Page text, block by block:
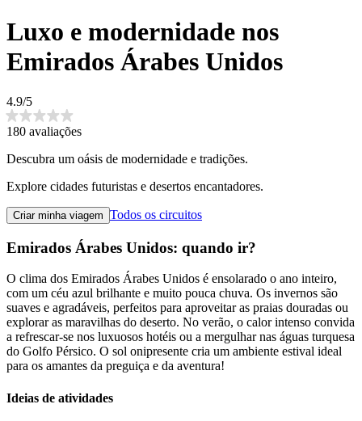
Luxo e modernidade nos
Emirados Árabes Unidos
4.9/5
180 avaliações
Descubra um oásis de modernidade e tradições.
Explore cidades futuristas e desertos encantadores.
Criar minha viagem Todos os circuitos
Emirados Árabes Unidos: quando ir?
O clima dos Emirados Árabes Unidos é ensolarado o ano inteiro,
com um céu azul brilhante e muito pouca chuva. Os invernos são
suaves e agradáveis, perfeitos para aproveitar as praias douradas ou
explorar as maravilhas do deserto. No verão, o calor intenso convida
a refrescar-se nos luxuosos hotéis ou a mergulhar nas águas turquesa
do Golfo Pérsico. O sol onipresente cria um ambiente estival ideal
para os amantes da preguiça e da aventura!
Ideias de atividades